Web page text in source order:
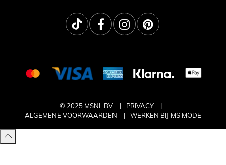
© 2025 MSNL BV
PRIVACY
ALGEMENE VOORWAARDEN
WERKEN BIJ MS MODE